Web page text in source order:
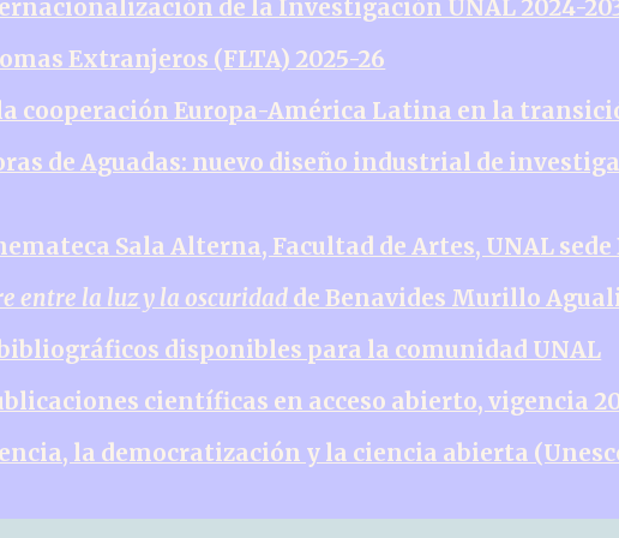
de la Investigación UNAL 2024-
Extranjeros (FLTA) 2025-26
cooperación Europa-América Latina en la
de Aguadas: nuevo diseño industrial de
Sala Alterna, Facultad de Artes, UNAL
entre la luz y la oscuridad de Benavides Murillo
disponibles para la comunidad UNAL
científicas en acceso abierto, vigencia
la democratización y la ciencia abierta